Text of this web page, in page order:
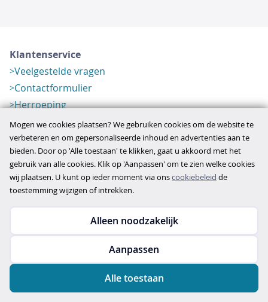
Klantenservice
Veelgestelde vragen
Contactformulier
Herroeping
Over ons
Bedrijfsgegevens
Werkwijze
Overzichten
Verlopen aanbod
Copyright © 2026
privacy- en cookiebeleid
Mogen we cookies plaatsen? We gebruiken cookies om de website te
verbeteren en om gepersonaliseerde inhoud en advertenties aan te
bieden. Door op 'Alle toestaan' te klikken, gaat u akkoord met het
gebruik van alle cookies. Klik op 'Aanpassen' om te zien welke cookies
wij plaatsen. U kunt op ieder moment via onscookiebeleid de
toestemming wijzigen of intrekken.
Alleen noodzakelijk
Aanpassen
Alle toestaan